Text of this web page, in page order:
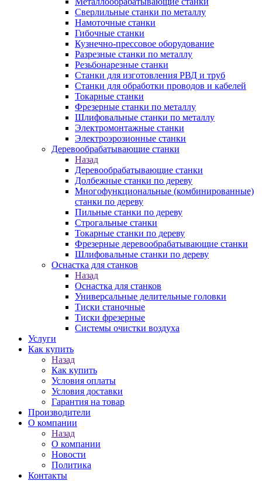
Сверлильные станки по металлу
Намоточные станки
Гибочные станки
Кузнечно-прессовое оборудование
Разрезные станки по металлу
Резьбонарезные станки
Станки для изготовления РВД и труб
Станки для обработки проводов и кабелей
Токарные станки
Фрезерные станки по металлу
Шлифовальные станки по металлу
Электромонтажные станки
Электроэрозионные станки
Деревообрабатывающие станки
Назад
Деревообрабатывающие станки
Долбежные станки по дереву
Многофункциональные (комбинированные)
станки по дереву
Пильные станки по дереву
Строгальные станки
Токарные станки по дереву
Фрезерные деревообрабатывающие станки
Шлифовальные станки по дереву
Оснастка для станков
Назад
Оснастка для станков
Универсальные делительные головки
Тиски станочные
Тиски фрезерные
Системы очистки воздуха
Услуги
Как купить
Назад
Как купить
Условия оплаты
Условия доставки
Гарантия на товар
Производители
О компании
Назад
О компании
Новости
Политика
Контакты